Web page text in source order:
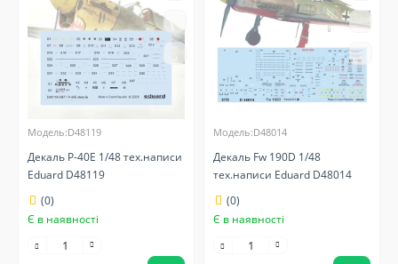
Модель:D48119
Декаль P-40E 1/48 тех.написи
Eduard D48119
(0)
Є в наявності
Модель:D48014
Декаль Fw 190D 1/48
тех.написи Eduard D48014
(0)
Є в наявності